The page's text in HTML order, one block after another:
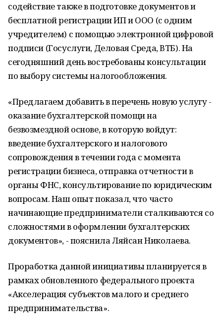
содействие также в подготовке документов и
бесплатной регистрации ИП и ООО (с одним
учредителем) с помощью электронной цифровой
подписи (Госуслуги, Деловая Среда, ВТБ). На
сегодняшний день востребованы консультации
по выбору системы налогообложения.
«Предлагаем добавить в перечень новую услугу -
оказание бухгалтерской помощи на
безвозмездной основе, в которую войдут:
введение бухгалтерского и налогового
сопровождения в течении года с момента
регистрации бизнеса, отправка отчетности в
органы ФНС, консультирование по юридическим
вопросам. Наш опыт показал, что часто
начинающие предприниматели сталкиваются со
сложностями в оформлении бухгалтерских
документов», - пояснила Ляйсан Николаева.
Проработка данной инициативы планируется в
рамках обновленного федерального проекта
«Акселерация субъектов малого и среднего
предпринимательства».